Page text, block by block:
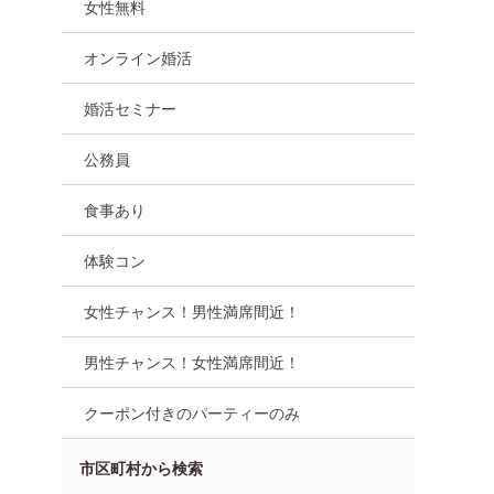
女性無料
オンライン婚活
婚活セミナー
公務員
食事あり
体験コン
女性チャンス！男性満席間近！
男性チャンス！女性満席間近！
クーポン付きのパーティーのみ
市区町村から検索